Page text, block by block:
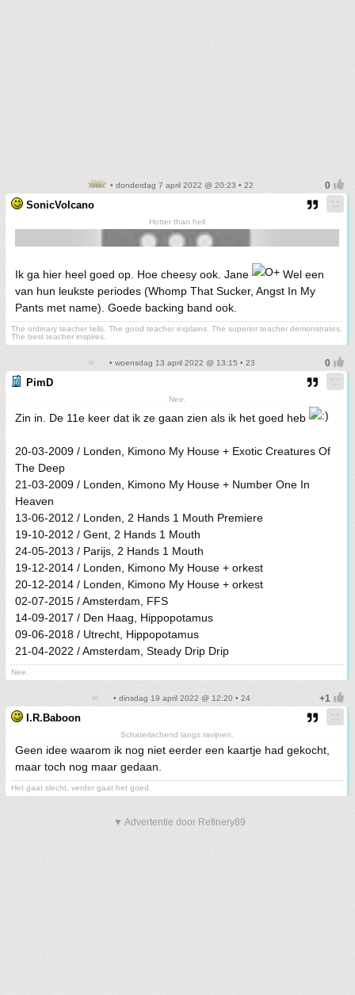
• donderdag 7 april 2022 @ 20:23 • 22
SonicVolcano
Hotter than hell
Ik ga hier heel goed op. Hoe cheesy ook. Jane
Wel een
van hun leukste periodes (Whomp That Sucker, Angst In My
Pants met name). Goede backing band ook.
The ordinary teacher tells. The good teacher explains. The superior teacher demonstrates.
The best teacher inspires.
• woensdag 13 april 2022 @ 13:15 • 23
PimD
Nee.
Zin in. De 11e keer dat ik ze gaan zien als ik het goed heb
20-03-2009 / Londen, Kimono My House + Exotic Creatures Of
The Deep
21-03-2009 / Londen, Kimono My House + Number One In
Heaven
13-06-2012 / Londen, 2 Hands 1 Mouth Premiere
19-10-2012 / Gent, 2 Hands 1 Mouth
24-05-2013 / Parijs, 2 Hands 1 Mouth
19-12-2014 / Londen, Kimono My House + orkest
20-12-2014 / Londen, Kimono My House + orkest
02-07-2015 / Amsterdam, FFS
14-09-2017 / Den Haag, Hippopotamus
09-06-2018 / Utrecht, Hippopotamus
21-04-2022 / Amsterdam, Steady Drip Drip
Nee.
• dinsdag 19 april 2022 @ 12:20 • 24
I.R.Baboon
Schaterlachend langs ravijnen.
Geen idee waarom ik nog niet eerder een kaartje had gekocht,
maar toch nog maar gedaan.
Het gaat slecht, verder gaat het goed.
▼ Advertentie door Refinery89